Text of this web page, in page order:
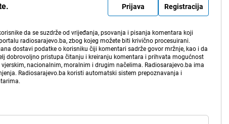
Prijava Registracija
da se suzdrže od vrijeđanja, psovanja i pisanja komentara koji
radiosarajevo.ba, zbog kojeg možete biti krivično procesuirani.
dostavi podatke o korisniku čiji komentari sadrže govor mržnje, kao i da
dobrovoljno pristupa čitanju i kreiranju komentara i prihvata mogućnost
nacionalnim, moralnim i drugim načelima. Radiosarajevo.ba ima
Radiosarajevo.ba koristi automatski sistem prepoznavanja i